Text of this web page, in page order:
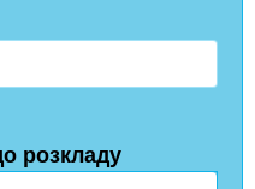
розкладу